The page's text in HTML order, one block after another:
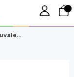
Moderna Megatray Açık Kedi Tuvaleti Fuşya 66 Cm